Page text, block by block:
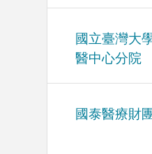
國立臺灣大
醫中心分院
國泰醫療財